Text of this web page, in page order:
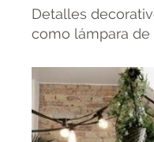
Detalles
como lámpara